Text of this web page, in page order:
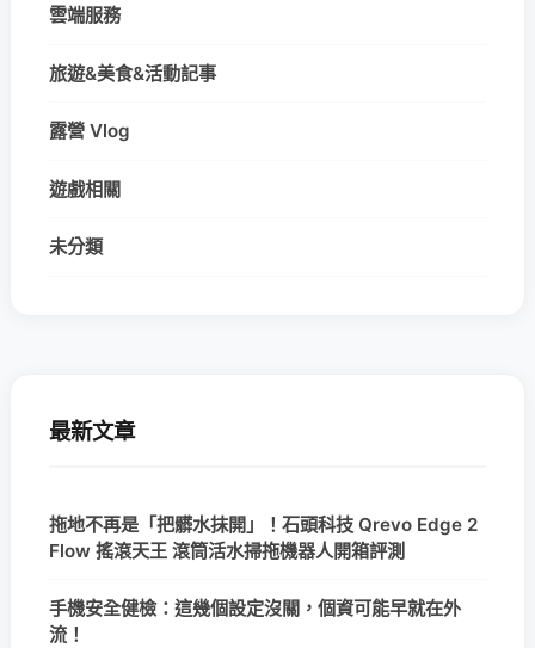
雲端服務
旅遊&美食&活動記事
露營 Vlog
遊戲相關
未分類
最新文章
拖地不再是「把髒水抹開」！石頭科技 Qrevo Edge 2
Flow 搖滾天王 滾筒活水掃拖機器人開箱評測
手機安全健檢：這幾個設定沒關，個資可能早就在外
流！